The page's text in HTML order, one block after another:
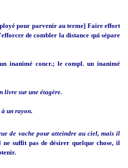
pour parvenir au terme] Faire effort
de combler la distance qui sépare
inanimé concr.; le compl. un inanimé
livre sur une étagère.
un rayon.
de vache pour atteindre au ciel, mais il
ne suffit pas de désirer quelque chose, il